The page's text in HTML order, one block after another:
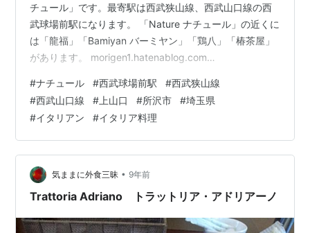
チュール」です。最寄駅は西武狭山線、西武山口線の西
武球場前駅になります。 「Nature ナチュール」の近くに
は「龍福」「Bamiyan バーミヤン」「鶏八」「椿茶屋」
があります。 morigen1.hatenablog.com
morigen1.hatenablog.com 車で走っておりますと、一瞬
インド料理店と見間違えるような派手な看板が気にな
り、そのお店が「Nature ナチュール」でした。ランチタ
イムに行ってみることにしました。 N…
#ナチュール #西武球場前駅 #西武狭山線
#西武山口線 # 上山口 #所沢市 #埼玉県
#イタリアン #イタリア料理
気ままに外食三昧 • 9年前
Trattoria Adriano トラットリア・アドリアーノ